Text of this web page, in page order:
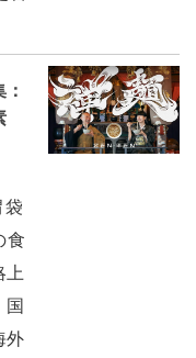
食
上
国
外